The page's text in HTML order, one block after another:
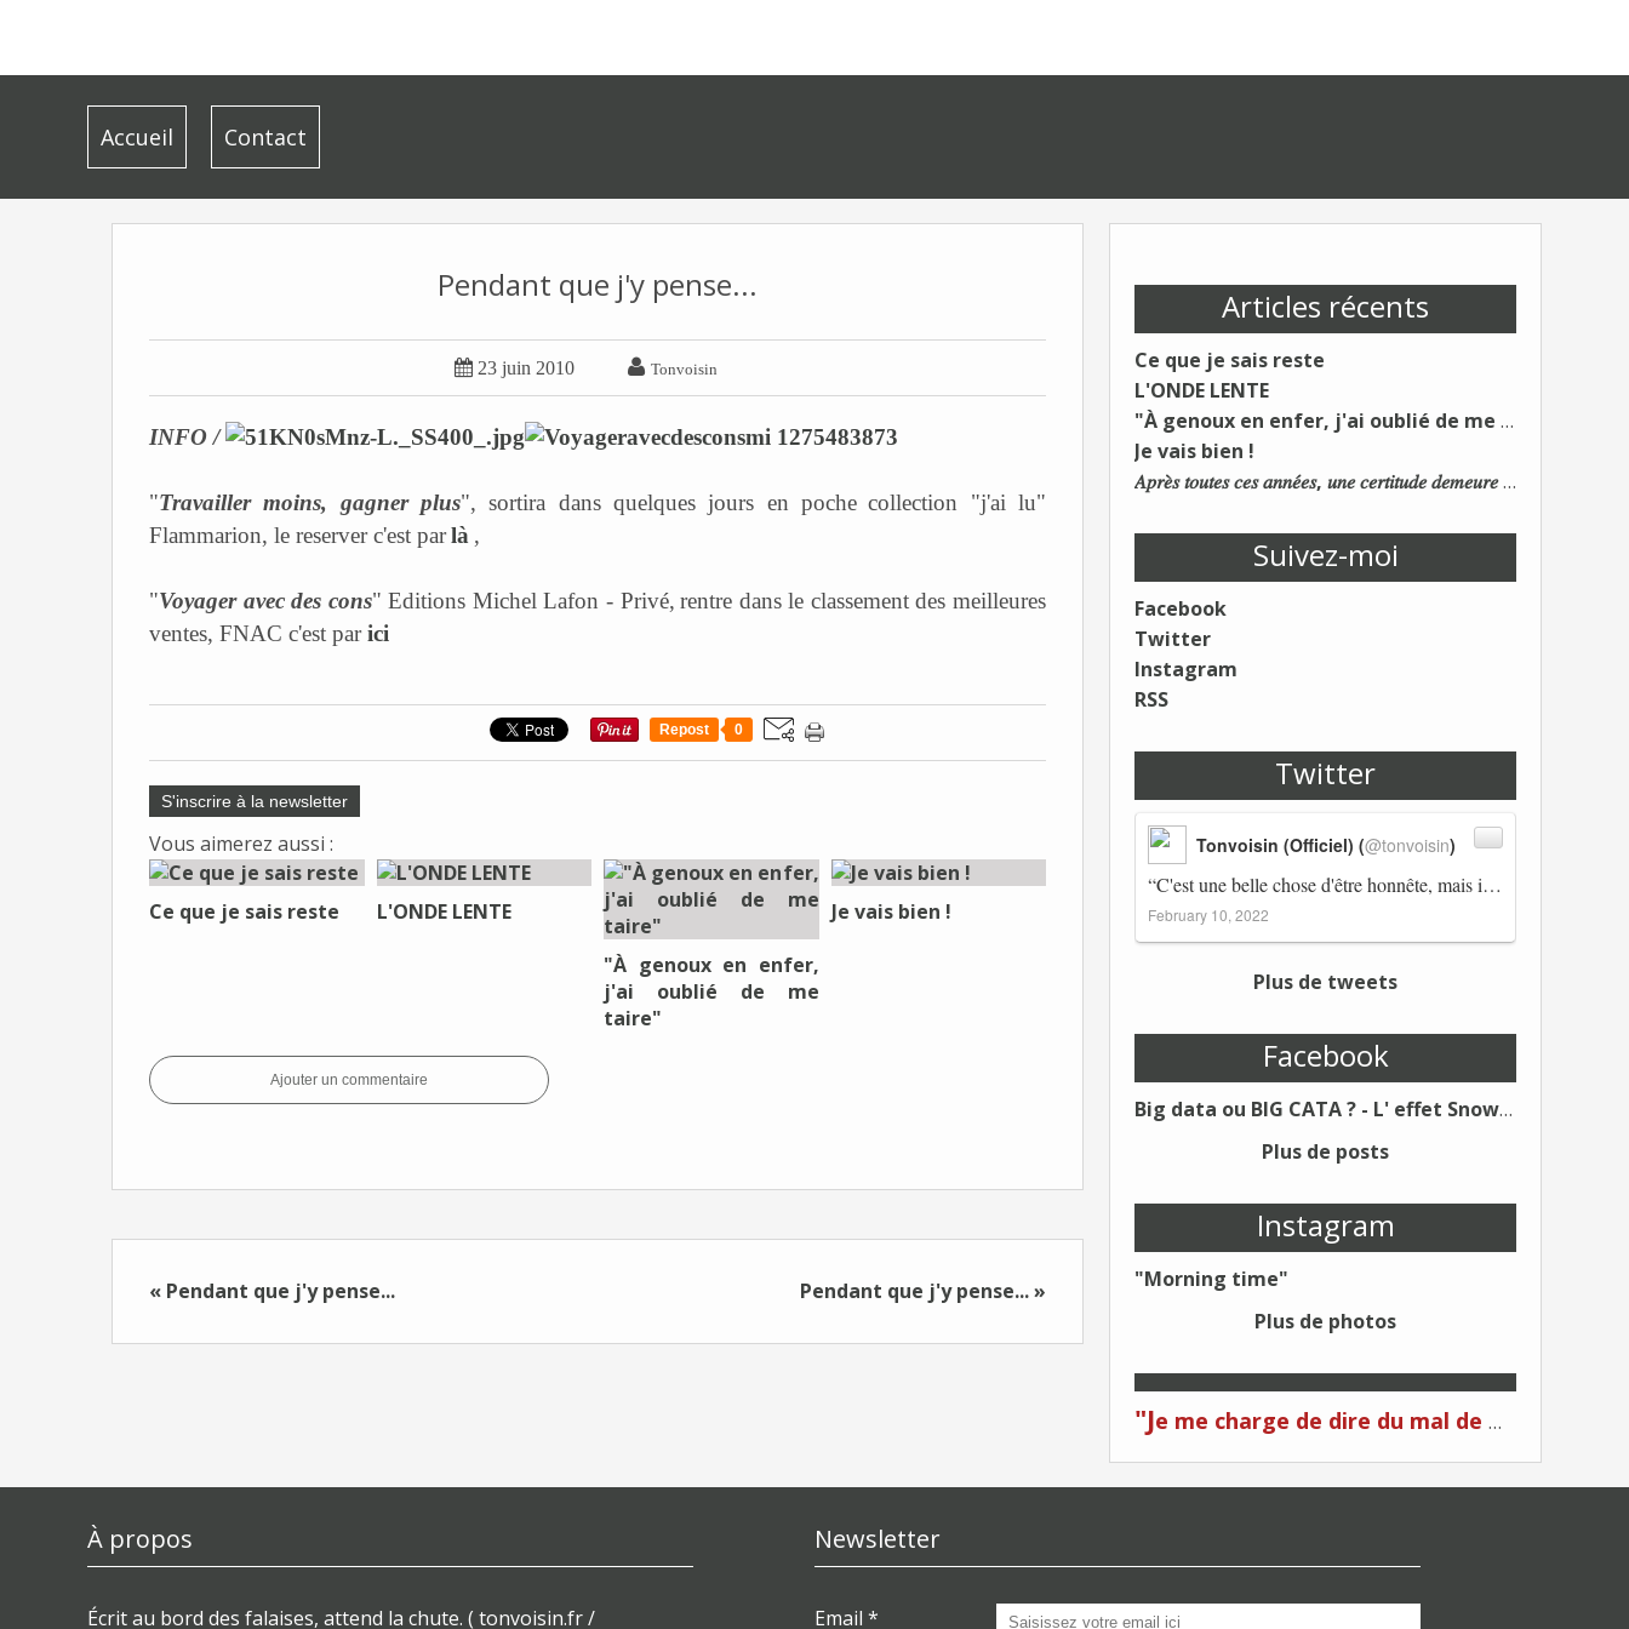
Accueil Contact
Articles récents
Ce que je sais reste
L'ONDE LENTE
"À genoux en enfer, j'ai oublié de me taire"
Je vais bien !
𝐴𝑝𝑟𝑒̀𝑠 𝑡𝑜𝑢𝑡𝑒𝑠 𝑐𝑒𝑠 𝑎𝑛𝑛𝑒́𝑒𝑠, 𝑢𝑛𝑒 𝑐𝑒𝑟𝑡𝑖𝑡𝑢𝑑𝑒 𝑑𝑒𝑚𝑒𝑢𝑟𝑒 : 𝐿𝑒 𝑚𝑜𝑛𝑑𝑒 𝑑𝑢 𝑡𝑟𝑎𝑣𝑎𝑖𝑙 𝑐ℎ𝑎𝑛𝑔𝑒. 𝐿𝑒𝑠 𝑐𝑜𝑛𝑠 𝑠'𝑎𝑑𝑎𝑝𝑡𝑒𝑛𝑡 :)
Suivez-moi
Facebook
Twitter
Instagram
RSS
Twitter
“C'est une belle chose d'être honnête, mais il est également important d'avoir raison.” Winston Churchill Réplico…
Tonvoisin (Officiel) (@tonvoisin)
February 10, 2022
Plus de tweets
Facebook
Big data ou BIG CATA ? - L' effet Snowden - Editions Kawa - Un Éditeur différent !
Plus de posts
Instagram
"Morning time"
Plus de photos
"Je me charge de dire du mal de moi... Quand on me critique... C'est du plagiat ! "
Pendant que j'y pense...
 23 juin 2010  Tonvoisin
INFO /
"Travailler moins, gagner plus", sortira dans quelques jours en poche collection "j'ai lu"
Flammarion, le reserver c'est parlà ,
"Voyager avec des cons" Editions Michel Lafon - Privé, rentre dans le classement des meilleures
ventes, FNAC c'est parici
Repost 0
S'inscrire à la newsletter
Vous aimerez aussi :
Ce que je sais reste
L'ONDE LENTE
"À genoux en enfer,
j'ai oublié de me
taire"
Je vais bien !
Ajouter un commentaire
« Pendant que j'y pense... Pendant que j'y pense... »
À propos
Écrit au bord des falaises, attend la chute. ( tonvoisin.fr /
Newsletter
Email